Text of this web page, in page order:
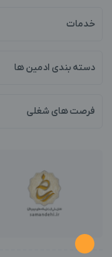
خدمات
دسته بندی ادمین ها
فرصت های شغلی